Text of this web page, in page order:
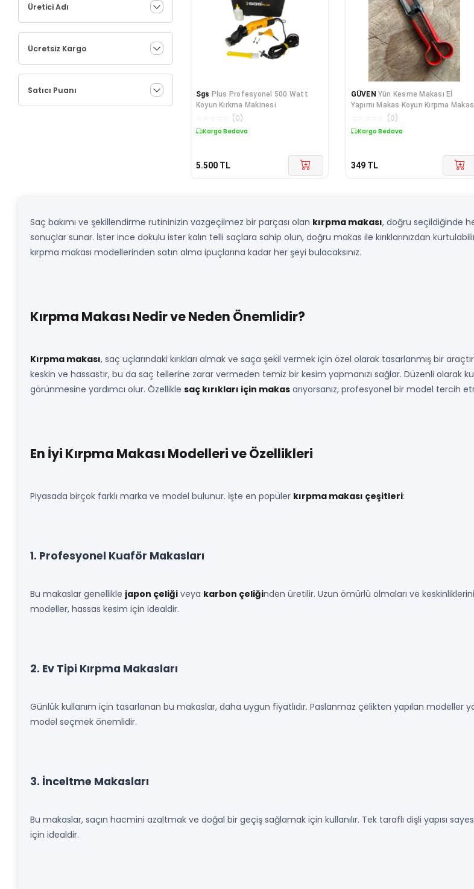
Üretici Adı
Ücretsiz Kargo
Satıcı Puanı Sgs Plus Profesyonel 500 Watt
Koyun Kırkma Makinesi
(0)
Kargo Bedava
5.500 TL
GÜVEN Yün Kesme Makası El
Yapımı Makas Koyun Kırpma
(0)
Kargo Bedava
349 TL
Saç bakımı ve şekillendirme rutininizin vazgeçilmez bir parçası olan kırpma makası, doğru seçildiğinde
sonuçlar sunar. İster ince dokulu ister kalın telli saçlara sahip olun, doğru makas ile kırıklarınızdan
kırpma makası modellerinden satın alma ipuçlarına kadar her şeyi bulacaksınız.
Kırpma Makası Nedir ve Neden Önemlidir?
Kırpma makası, saç uçlarındaki kırıkları almak ve saça şekil vermek için özel olarak tasarlanmış bir
keskin ve hassastır, bu da saç tellerine zarar vermeden temiz bir kesim yapmanızı sağlar. Düzenli olarak
görünmesine yardımcı olur. Özellikle saç kırıkları için makas arıyorsanız, profesyonel bir model tercih
En İyi Kırpma Makası Modelleri ve Özellikleri
Piyasada birçok farklı marka ve model bulunur. İşte en popüler kırpma makası çeşitleri:
1. Profesyonel Kuaför Makasları
Bu makaslar genellikle japon çeliği veya karbon çeliğinden üretilir. Uzun ömürlü olmaları ve
modeller, hassas kesim için idealdir.
2. Ev Tipi Kırpma Makasları
Günlük kullanım için tasarlanan bu makaslar, daha uygun fiyatlıdır. Paslanmaz çelikten yapılan modeller
model seçmek önemlidir.
3. İnceltme Makasları
Bu makaslar, saçın hacmini azaltmak ve doğal bir geçiş sağlamak için kullanılır. Tek taraflı dişli yapısı
için idealdir.